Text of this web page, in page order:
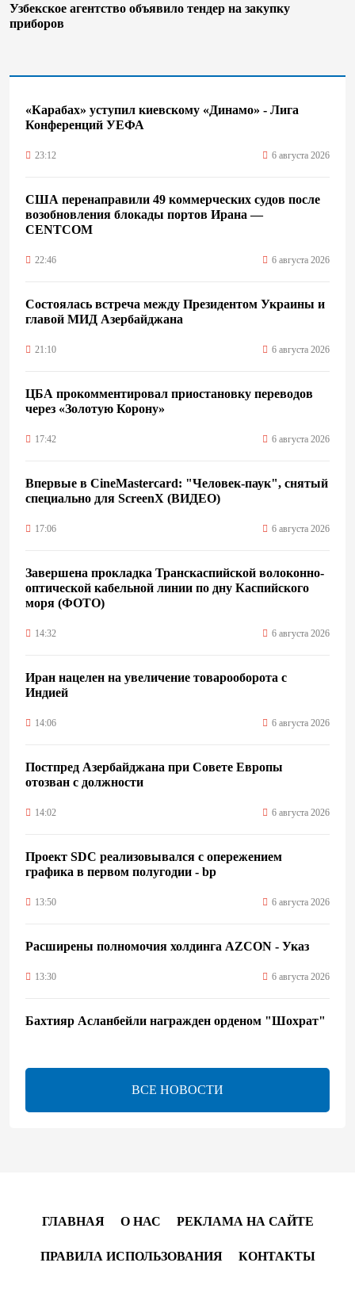
Узбекское агентство объявило тендер на закупку
приборов
«Карабах» уступил киевскому «Динамо» - Лига
Конференций УЕФА
23:12 6 августа 2026
США перенаправили 49 коммерческих судов после
возобновления блокады портов Ирана —
CENTCOM
22:46 6 августа 2026
Состоялась встреча между Президентом Украины и
главой МИД Азербайджана
21:10 6 августа 2026
ЦБА прокомментировал приостановку переводов
через «Золотую Корону»
17:42 6 августа 2026
Впервые в CineMastercard: "Человек-паук", снятый
специально для ScreenX (ВИДЕО)
17:06 6 августа 2026
Завершена прокладка Транскаспийской волоконно-
оптической кабельной линии по дну Каспийского
моря (ФОТО)
14:32 6 августа 2026
Иран нацелен на увеличение товарооборота с
Индией
14:06 6 августа 2026
Постпред Азербайджана при Совете Европы
отозван с должности
14:02 6 августа 2026
Проект SDC реализовывался с опережением
графика в первом полугодии - bp
13:50 6 августа 2026
Расширены полномочия холдинга AZCON - Указ
13:30 6 августа 2026
Бахтияр Асланбейли награжден орденом "Шохрат"
13:26 6 августа 2026
bp о ходе строительства солнечной электростанции
Азербайджан непродовольственными товарами
ВСЕ НОВОСТИ
ГЛАВНАЯ О НАС РЕКЛАМА НА САЙТЕ
ПРАВИЛА ИСПОЛЬЗОВАНИЯ КОНТАКТЫ